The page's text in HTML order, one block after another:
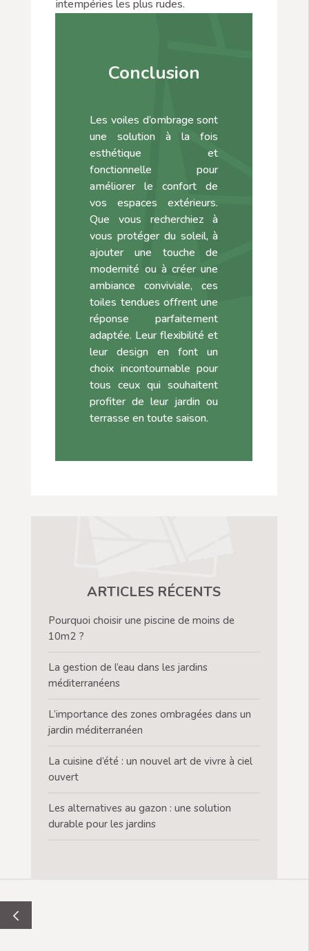
intempéries les plus rudes.
Conclusion
Les voiles d’ombrage sont
une solution à la fois
esthétique et
fonctionnelle pour
améliorer le confort de
vos espaces extérieurs.
Que vous recherchiez à
vous protéger du soleil, à
ajouter une touche de
modernité ou à créer une
ambiance conviviale, ces
toiles tendues offrent une
réponse parfaitement
adaptée. Leur flexibilité et
leur design en font un
choix incontournable pour
tous ceux qui souhaitent
profiter de leur jardin ou
terrasse en toute saison.
ARTICLES RÉCENTS
Pourquoi choisir une piscine de moins de
10m2 ?
La gestion de l’eau dans les jardins
méditerranéens
L’importance des zones ombragées dans un
jardin méditerranéen
La cuisine d’été : un nouvel art de vivre à ciel
ouvert
Les alternatives au gazon : une solution
durable pour les jardins